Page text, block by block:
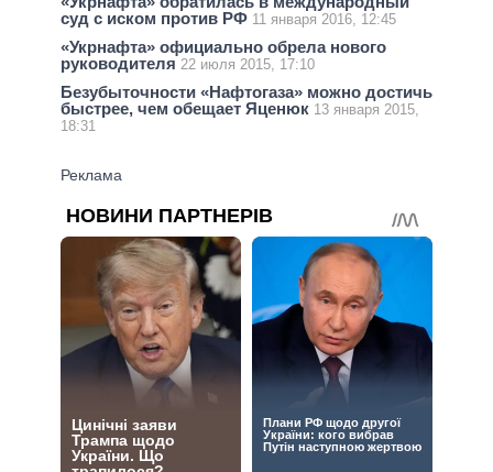
суд с иском против РФ 11 января 2016, 12:45
«Укрнафта» официально обрела нового
руководителя 22 июля 2015, 17:10
Безубыточности «Нафтогаза» можно достичь
быстрее, чем обещает Яценюк 13 января 2015,
18:31